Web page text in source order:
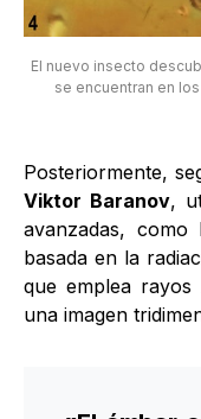
El nuevo insecto
se encuentran en
Posteriormente,
Viktor Baranov,
avanzadas, como
basada en la
que emplea
una imagen